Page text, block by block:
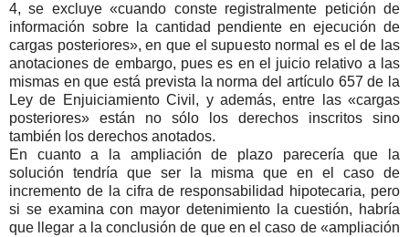
4, se excluye «cuando conste registralmente petición de
información sobre la cantidad pendiente en ejecución de
cargas posteriores», en que el supuesto normal es el de las
anotaciones de embargo, pues es en el juicio relativo a las
mismas en que está prevista la norma del artículo 657 de la
Ley de Enjuiciamiento Civil, y además, entre las «cargas
posteriores» están no sólo los derechos inscritos sino
también los derechos anotados.
En cuanto a la ampliación de plazo parecería que la
solución tendría que ser la misma que en el caso de
incremento de la cifra de responsabilidad hipotecaria, pero
si se examina con mayor detenimiento la cuestión, habría
que llegar a la conclusión de que en el caso de «ampliación